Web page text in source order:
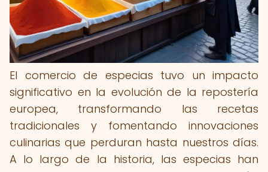
El comercio de especias tuvo un impacto
significativo en la evolución de la repostería
europea, transformando las recetas
tradicionales y fomentando innovaciones
culinarias que perduran hasta nuestros días.
A lo largo de la historia, las especias han